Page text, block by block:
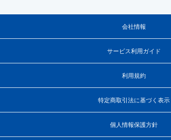
会社情報
サービス利用ガイド
利用規約
特定商取引法に基づく表示
個人情報保護方針